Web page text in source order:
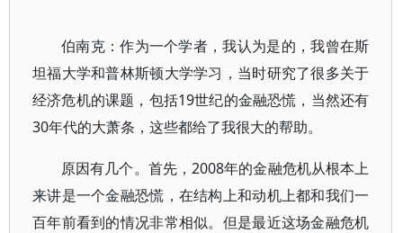
伯南克：作为一个学者，我认为是的，我曾在斯
坦福大学和普林斯顿大学学习，当时研究了很多关于
经济危机的课题，包括19世纪的金融恐慌，当然还有
30年代的大萧条，这些都给了我很大的帮助。
原因有几个。首先，2008年的金融危机从根本上
来讲是一个金融恐慌，在结构上和动机上都和我们一
百年前看到的情况非常相似。但是最近这场金融危机